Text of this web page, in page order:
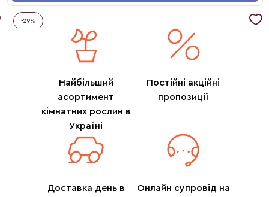
-29%
Найбільший
асортимент
кімнатних рослин в
Україні
Постійні акційні
пропозиції
Доставка день в
Онлайн супровід на